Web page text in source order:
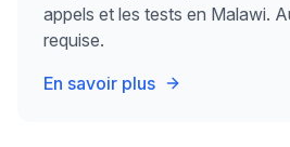
appels et les tests en Malawi.
requise.
En savoir plus